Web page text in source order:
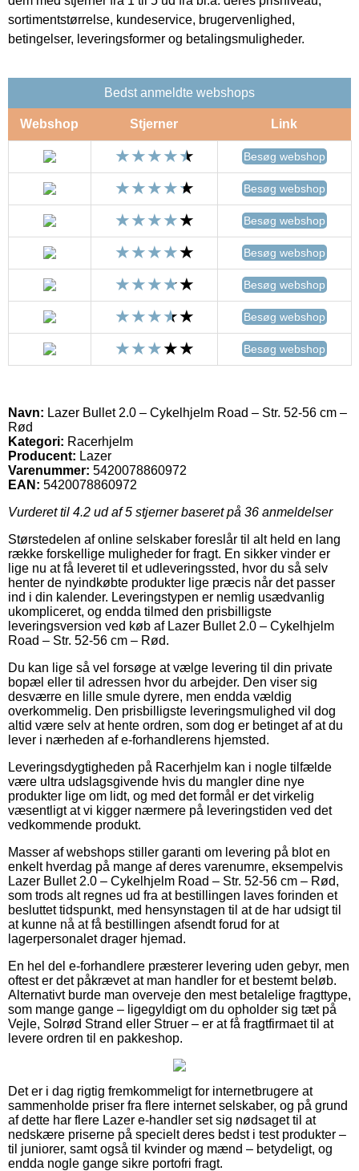
sortimentstørrelse, kundeservice, brugervenlighed,
betingelser, leveringsformer og betalingsmuligheder.
Bedst anmeldte webshops
Webshop Stjerner Link
Besøg webshop
Besøg webshop
Besøg webshop
Besøg webshop
Besøg webshop
Besøg webshop
Besøg webshop
Navn: Lazer Bullet 2.0 – Cykelhjelm Road – Str. 52-56 cm –
Rød
Kategori: Racerhjelm
Producent: Lazer
Varenummer: 5420078860972
EAN: 5420078860972
Vurderet til 4.2 ud af 5 stjerner baseret på 36 anmeldelser
Størstedelen af online selskaber foreslår til alt held en lang
række forskellige muligheder for fragt. En sikker vinder er
lige nu at få leveret til et udleveringssted, hvor du så selv
henter de nyindkøbte produkter lige præcis når det passer
ind i din kalender. Leveringstypen er nemlig usædvanlig
ukompliceret, og endda tilmed den prisbilligste
leveringsversion ved køb af Lazer Bullet 2.0 – Cykelhjelm
Road – Str. 52-56 cm – Rød.
Du kan lige så vel forsøge at vælge levering til din private
bopæl eller til adressen hvor du arbejder. Den viser sig
desværre en lille smule dyrere, men endda vældig
overkommelig. Den prisbilligste leveringsmulighed vil dog
altid være selv at hente ordren, som dog er betinget af at du
lever i nærheden af e-forhandlerens hjemsted.
Leveringsdygtigheden på Racerhjelm kan i nogle tilfælde
være ultra udslagsgivende hvis du mangler dine nye
produkter lige om lidt, og med det formål er det virkelig
væsentligt at vi kigger nærmere på leveringstiden ved det
vedkommende produkt.
Masser af webshops stiller garanti om levering på blot en
enkelt hverdag på mange af deres varenumre, eksempelvis
Lazer Bullet 2.0 – Cykelhjelm Road – Str. 52-56 cm – Rød,
som trods alt regnes ud fra at bestillingen laves forinden et
besluttet tidspunkt, med hensynstagen til at de har udsigt til
at kunne nå at få bestillingen afsendt forud for at
lagerpersonalet drager hjemad.
En hel del e-forhandlere præsterer levering uden gebyr, men
oftest er det påkrævet at man handler for et bestemt beløb.
Alternativt burde man overveje den mest betalelige fragttype,
som mange gange – ligegyldigt om du opholder sig tæt på
Vejle, Solrød Strand eller Struer – er at få fragtfirmaet til at
levere ordren til en pakkeshop.
Det er i dag rigtig fremkommeligt for internetbrugere at
sammenholde priser fra flere internet selskaber, og på grund
af dette har flere Lazer e-handler set sig nødsaget til at
nedskære priserne på specielt deres bedst i test produkter –
til juniorer, samt også til kvinder og mænd – betydeligt, og
endda nogle gange sikre portofri fragt.